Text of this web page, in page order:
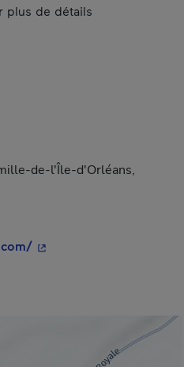
plus de détails
de-l'Île-d'Orléans,
- Cet hyperlien s'ouvrira